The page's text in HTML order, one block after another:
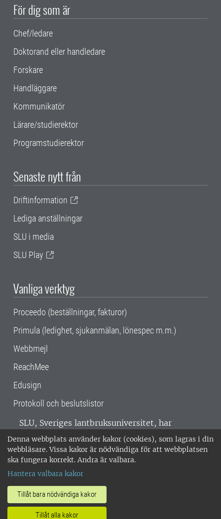
Denna webbplats använder kakor (cookies), som lagras i din
webbläsare. Vissa kakor är nödvändiga för att webbplatsen
ska fungera korrekt. Andra är valbara.
Hantera valbara kakor
Tillåt bara nödvändiga kakor
Tillåt alla kakor
För dig som är
Chef/ledare
Doktorand eller handledare
Forskare
Handläggare
Kommunikatör
Lärare/studierektor
Programstudierektor
Senaste nytt från
Driftinformation
Lediga anställningar
SLU i media
SLU Play
Vanliga verktyg
Proceedo (beställningar, fakturor)
Primula (ledighet, sjukanmälan, lönespec m.m.)
Webbmejl
ReachMee
Edusign
Protokoll och beslutslistor
SLU, Sveriges lantbruksuniversitet, har
verksamhet över hela Sverige. Huvudorter är
Alnarp, Uppsala och Umeå.SLU är
miljöcertifierat enligt ISO 14001. •
018-67 10 00 • Org nr: 202100-2817 •
Om SLU:s webbplatser
•Hantera kakor•Behandling av